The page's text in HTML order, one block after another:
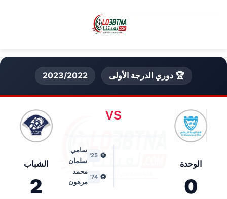
🏆 دوري الدرجة الأولى 2023/2022
الوحدة
0
VS
⚽
25'
سامي
سلمان
⚽
74'
محمد
مرهون
الشباب
2